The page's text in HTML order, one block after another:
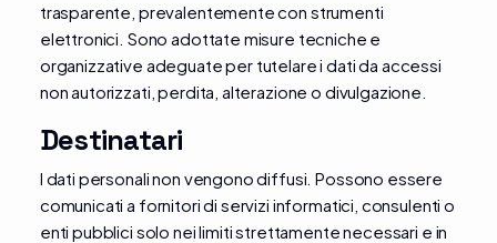
trasparente, prevalentemente con strumenti
elettronici. Sono adottate misure tecniche e
organizzative adeguate per tutelare i dati da accessi
non autorizzati, perdita, alterazione o divulgazione.
Destinatari
I dati personali non vengono diffusi. Possono essere
comunicati a fornitori di servizi informatici, consulenti o
enti pubblici solo nei limiti strettamente necessari e in